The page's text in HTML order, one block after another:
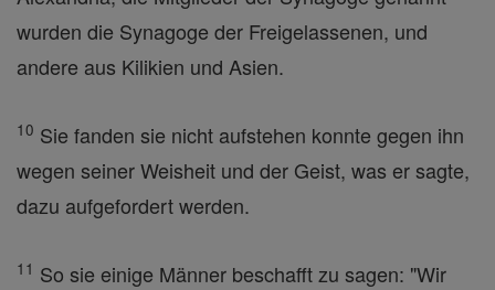
wurden die Synagoge der Freigelassenen, und
andere aus Kilikien und Asien.
10 Sie fanden sie nicht aufstehen konnte gegen ihn
wegen seiner Weisheit und der Geist, was er sagte,
dazu aufgefordert werden.
11 So sie einige Männer beschafft zu sagen: "Wir